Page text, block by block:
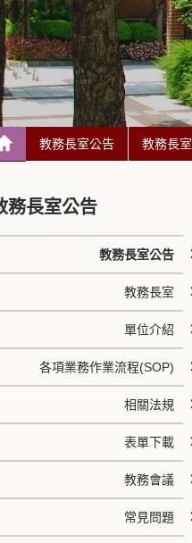
教務長室公告 教務長室
務長室公告
教務長室公告
教務長室
單位介紹
各項業務作業流程(SOP)
相關法規
表單下載
教務會議
常見問題